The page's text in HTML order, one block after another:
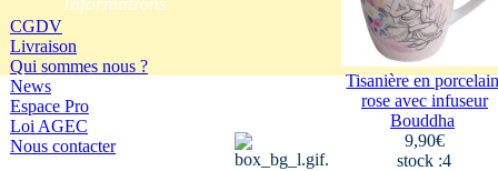
CGDV
Livraison
Qui sommes nous ?
News
Espace Pro
Loi AGEC
Nous contacter
Tisanière en
rose avec infuseur
Bouddha
9,90€
stock :4